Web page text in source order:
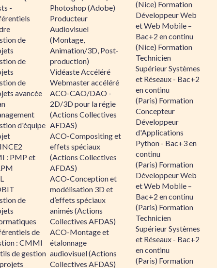
-
de
de
de
avancée
d'équipe
: PMP et
de
de
: CMMI
de gestion
Photoshop (Adobe)
Producteur
Audiovisuel
(Montage,
Animation/3D, Post-
production)
Vidéaste Accéléré
Webmaster accéléré
ACO-CAO/DAO -
2D/3D pour la régie
(Actions Collectives
AFDAS)
ACO-Compositing et
effets spéciaux
(Actions Collectives
AFDAS)
ACO-Conception et
modélisation 3D et
d’effets spéciaux
animés (Actions
Collectives AFDAS)
ACO-Montage et
étalonnage
audiovisuel (Actions
Collectives AFDAS)
(Nice) Formation
Développeur Web
et Web Mobile –
Bac+2 en continu
(Nice) Formation
Technicien
Supérieur Systèmes
et Réseaux - Bac+2
en continu
(Paris) Formation
Concepteur
Développeur
d'Applications
Python - Bac+3 en
continu
(Paris) Formation
Développeur Web
et Web Mobile –
Bac+2 en continu
(Paris) Formation
Technicien
Supérieur Systèmes
et Réseaux - Bac+2
en continu
(Paris) Formation